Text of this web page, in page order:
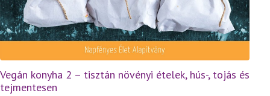
Vegán konyha 2 – tisztán növényi ételek, hús-, tojás és
tejmentesen